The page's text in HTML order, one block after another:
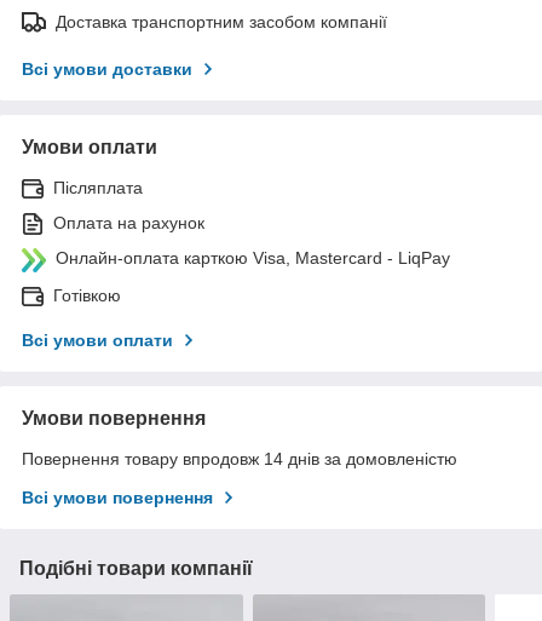
Доставка транспортним засобом компанії
Всі умови доставки
Умови оплати
Післяплата
Оплата на рахунок
Онлайн-оплата карткою Visa, Mastercard - LiqPay
Готівкою
Всі умови оплати
Умови повернення
Повернення товару впродовж 14 днів за домовленістю
Всі умови повернення
Подібні товари компанії